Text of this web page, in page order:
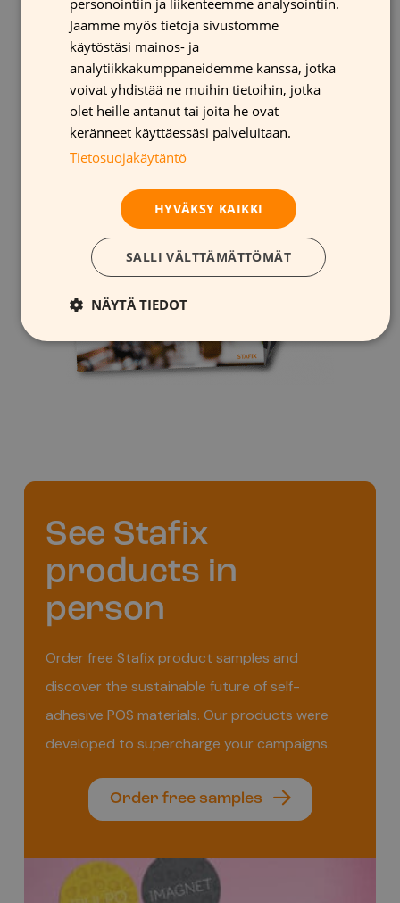
Lataa oppaamme “Liimattomien tarrojen käyttö
mainonnassa ” saadaksesi uusia ideoita sekä
lisätietoja liimattomien tarrojen käytöstä
mainonnassa.
See Stafix
products in
person
Order free Stafix product samples and
discover the sustainable future of self-
adhesive POS materials. Our products were
developed to supercharge your campaigns.
Order free samples
Jaamme myös tietoja sivustomme
käytöstäsi mainos- ja
analytiikkakumppaneidemme kanssa, jotka
voivat yhdistää ne muihin tietoihin, jotka
olet heille antanut tai joita he ovat
keränneet käyttäessäsi palveluitaan.
Tietosuojakäytäntö
HYVÄKSY KAIKKI
SALLI VÄLTTÄMÄTTÖMÄT
NÄYTÄ TIEDOT